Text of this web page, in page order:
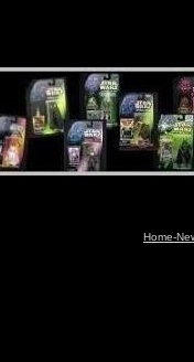
Home-